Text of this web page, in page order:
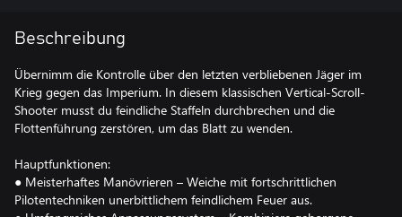
Beschreibung
Übernimm die Kontrolle über den letzten verbliebenen Jäger im
Krieg gegen das Imperium. In diesem klassischen Vertical-Scroll-
Shooter musst du feindliche Staffeln durchbrechen und die
Flottenführung zerstören, um das Blatt zu wenden.
Hauptfunktionen:
● Meisterhaftes Manövrieren – Weiche mit fortschrittlichen
Pilotentechniken unerbittlichem feindlichem Feuer aus.